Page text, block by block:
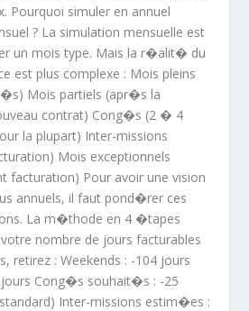
Pourquoi simuler en annuel
? La simulation mensuelle est
un mois type. Mais la r�alit� du
est plus complexe : Mois pleins
Mois partiels (apr�s la
contrat) Cong�s (2 � 4
la plupart) Inter-missions
Mois exceptionnels
facturation) Pour avoir une vision
annuels, il faut pond�rer ces
La m�thode en 4 �tapes
nombre de jours facturables
retirez : Weekends : -104 jours
Cong�s souhait�s : -25
Inter-missions estim�es :